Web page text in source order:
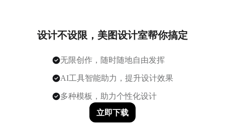
设计不设限，美图设计室帮你搞定
无限创作，随时随地自由发挥
AI工具智能助力，提升设计效果
多种模板，助力个性化设计
立即下载